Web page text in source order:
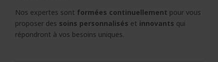
Nos expertes sont formées continuellement pour vous
proposer des soins personnalisés et innovants qui
répondront à vos besoins uniques.